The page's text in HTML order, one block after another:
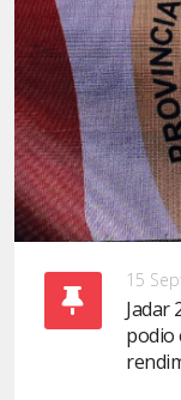
15
Jadar
podio